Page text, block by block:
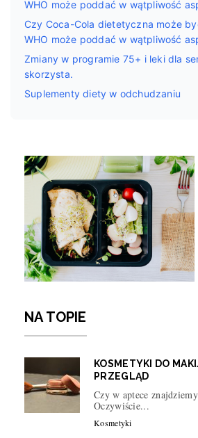
WHO może poddać w wątpliwość
Czy Coca-Cola dietetyczna może
WHO może poddać w wątpliwość
Zmiany w programie 75+ i leki dla
skorzysta.
Suplementy diety w odchudzaniu
NA TOPIE
KOSMETYKI DO
PRZEGLĄD
Czy w aptece
Oczywiście...
Kosmetyki